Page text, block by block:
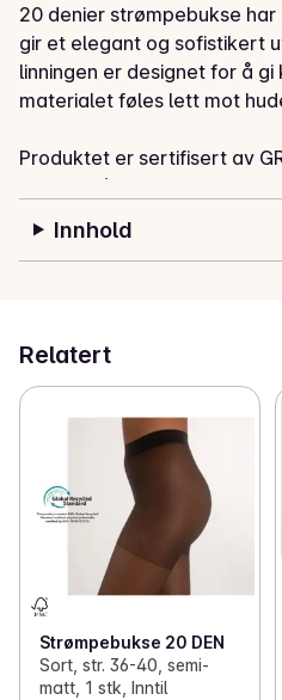
20 denier strømpebukse
gir et elegant og sofistikert
linningen er designet for å
materialet føles lett mot
Produktet er sertifisert av
Standard) og OEKO-TEX®
GRS (Global Recycled
Innhold
Relatert
Strømpebukse 20 DEN
Sort, str. 36-40, semi-
matt, 1 stk, Inntil